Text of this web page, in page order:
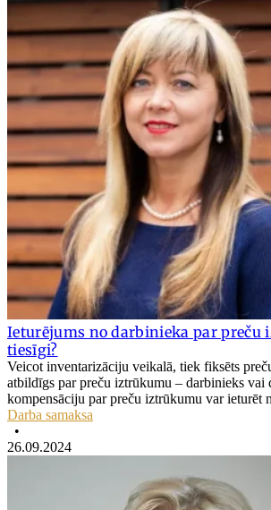
Ieturējums no darbinieka par
tiesīgi?
Veicot inventarizāciju veikalā, tiek fiksēts
atbildīgs par preču iztrūkumu – darbinieks vai
kompensāciju par preču iztrūkumu var ieturēt
Darba samaksa
•
26.09.2024